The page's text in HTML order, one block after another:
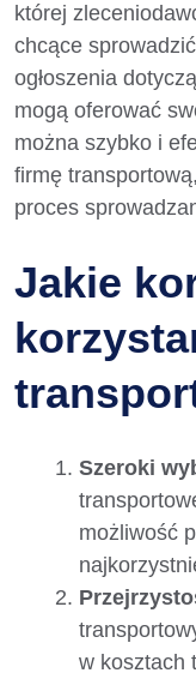
której
chcące
ogłoszenia
mogą oferować
można szybko i
firmę
proces
Jakie
Szeroki
możliwość
w kosztach